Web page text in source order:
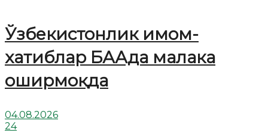
Ўзбекистонлик имом-
хатиблар БААда малака
оширмоқда
04.08.2026
24